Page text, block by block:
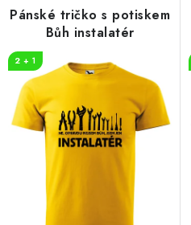
r
d
k
t
p
o
u
k
Pánské tričko s potiskem
Bůh instalatér
2 + 1